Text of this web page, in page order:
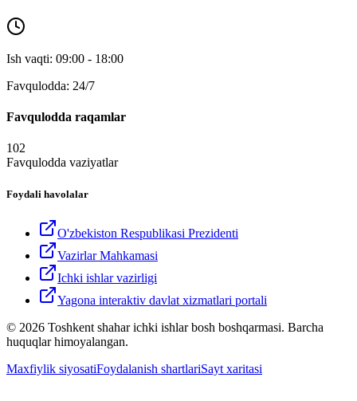
Ish vaqti: 09:00 - 18:00
Favqulodda: 24/7
Favqulodda raqamlar
102
Favqulodda vaziyatlar
Foydali havolalar
O'zbekiston Respublikasi Prezidenti
Vazirlar Mahkamasi
Ichki ishlar vazirligi
Yagona interaktiv davlat xizmatlari portali
© 2026 Toshkent shahar ichki ishlar bosh boshqarmasi. Barcha
huquqlar himoyalangan.
Maxfiylik siyosatiFoydalanish shartlariSayt xaritasi